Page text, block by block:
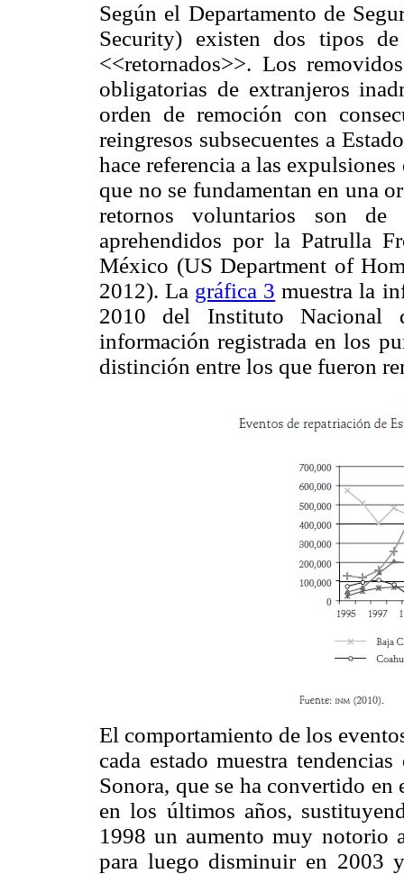
Según el Departamento de
Security) existen dos tipos
<<retornados>>. Los
obligatorias de extranjeros
orden de remoción con
reingresos subsecuentes a
hace referencia a las
que no se fundamentan en una
retornos voluntarios son de
aprehendidos por la Patrulla
México (US Department of
2012). La gráfica 3 muestra la
2010 del Instituto
información registrada en los
distinción entre los que fueron
El comportamiento de los
cada estado muestra
Sonora, que se ha convertido
en los últimos años,
1998 un aumento muy notorio
para luego disminuir en 2003